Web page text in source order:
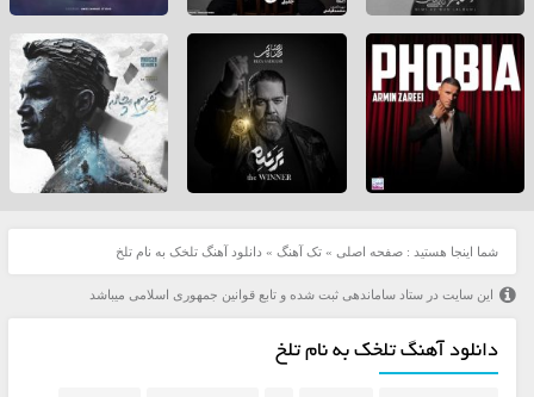
شما اینجا هستید : صفحه اصلی » تک آهنگ » دانلود آهنگ تلخک به نام تلخ
این سایت در ستاد ساماندهی ثبت شده و تابع قوانین جمهوری اسلامی میباشد
دانلود آهنگ تلخک به نام تلخ